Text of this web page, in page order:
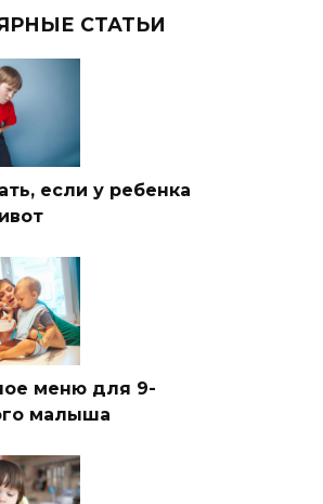
СТАТЬИ
если у ребенка
меню для 9-
малыша